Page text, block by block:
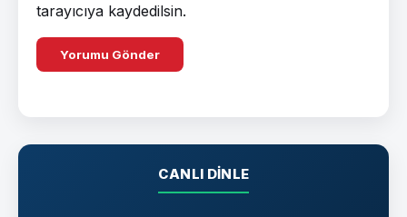
tarayıcıya kaydedilsin.
CANLI DINLE